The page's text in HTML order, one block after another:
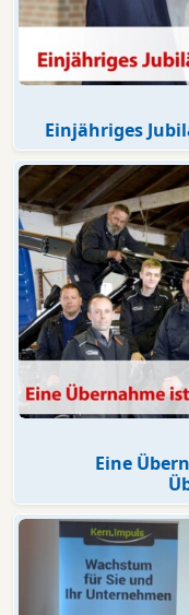
Einjähriges
Eine